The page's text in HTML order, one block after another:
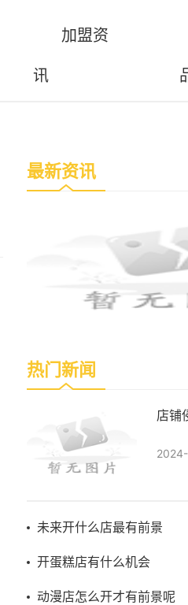
加盟资
讯
最新资讯
热门新闻
店铺
未来开什么店最有前景
开蛋糕店有什么机会
动漫店怎么开才有前景呢